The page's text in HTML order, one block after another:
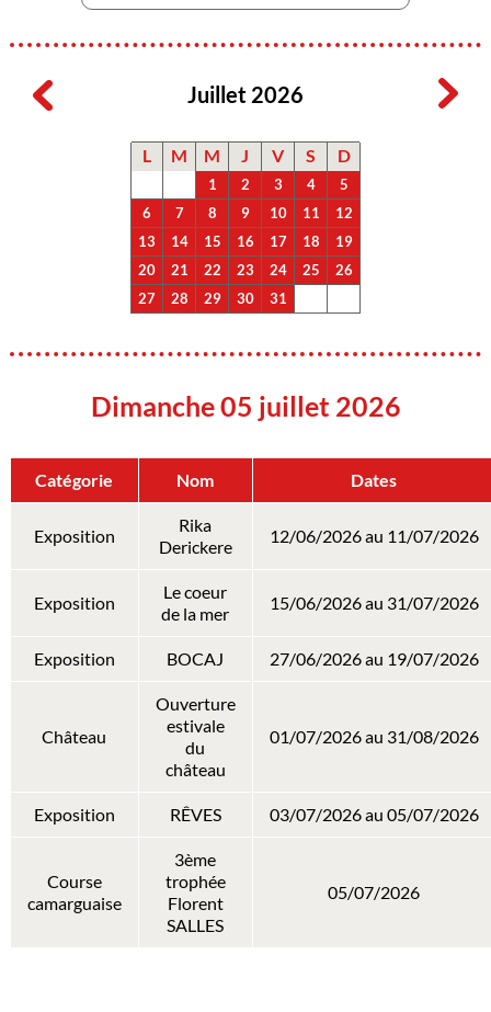
Juillet 2026
L M M J V S D
1 2 3 4
5
6
7 8 9 10 11
12
13
14 15 16 17 18
19
20
21 22 23 24 25
26
27
28 29 30 31
Dimanche 05 juillet 2026
Catégorie Nom Dates
Exposition
Rika
Derickere
12/06/2026 au 11/07/2026
Exposition
Le coeur
de la mer
15/06/2026 au 31/07/2026
Exposition BOCAJ 27/06/2026 au 19/07/2026
Château
Ouverture
estivale
du
château
01/07/2026 au 31/08/2026
Exposition RÊVES 03/07/2026 au 05/07/2026
Course
camarguaise
3ème
trophée
Florent
SALLES
05/07/2026